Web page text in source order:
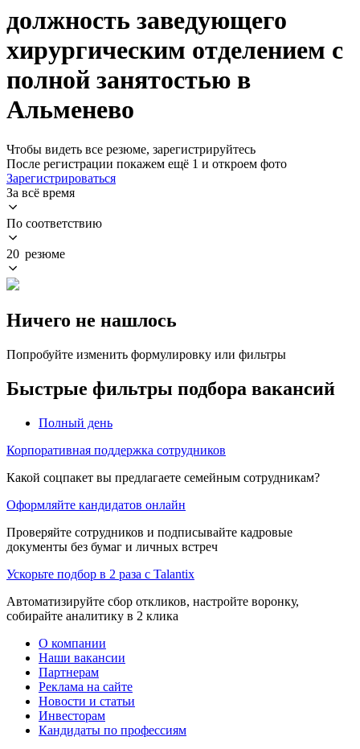
должность заведующего
хирургическим отделением с
полной занятостью в
Альменево
Чтобы видеть все резюме, зарегистрируйтесь
После регистрации покажем ещё 1 и откроем фото
Зарегистрироваться
За всё время
По соответствию
20 резюме
Ничего не нашлось
Попробуйте изменить формулировку или фильтры
Быстрые фильтры подбора вакансий
Полный день
Корпоративная поддержка сотрудников
Какой соцпакет вы предлагаете семейным сотрудникам?
Оформляйте кандидатов онлайн
Проверяйте сотрудников и подписывайте кадровые
документы без бумаг и личных встреч
Ускорьте подбор в 2 раза с Talantix
Автоматизируйте сбор откликов, настройте воронку,
собирайте аналитику в 2 клика
О компании
Наши вакансии
Партнерам
Реклама на сайте
Новости и статьи
Инвесторам
Кандидаты по профессиям